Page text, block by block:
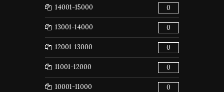
14001-15000 0
13001-14000 0
12001-13000 0
11001-12000 0
10001-11000 0